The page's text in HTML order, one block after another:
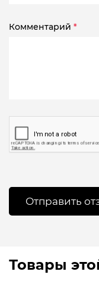
Комментарий *
Товары